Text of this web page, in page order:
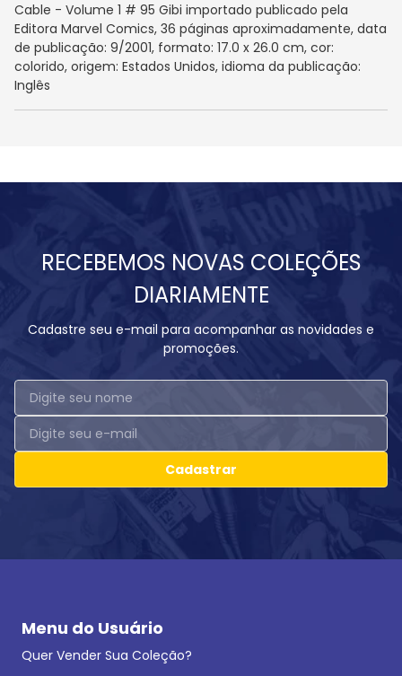
Cable - Volume 1 # 95 Gibi importado publicado pela
Editora Marvel Comics, 36 páginas aproximadamente, data
de publicação: 9/2001, formato: 17.0 x 26.0 cm, cor:
colorido, origem: Estados Unidos, idioma da publicação:
Inglês
RECEBEMOS NOVAS COLEÇÕES
DIARIAMENTE
Cadastre seu e-mail para acompanhar as novidades e
promoções.
Cadastrar
Menu do Usuário
Quer Vender Sua Coleção?